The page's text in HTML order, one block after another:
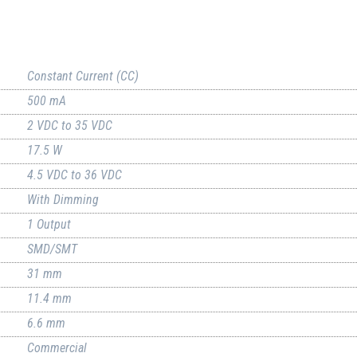
Constant Current (CC)
500 mA
2 VDC to 35 VDC
17.5 W
4.5 VDC to 36 VDC
With Dimming
1 Output
SMD/SMT
31 mm
11.4 mm
6.6 mm
Commercial